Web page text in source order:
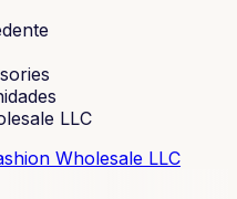
LLC
Wholesale LLC